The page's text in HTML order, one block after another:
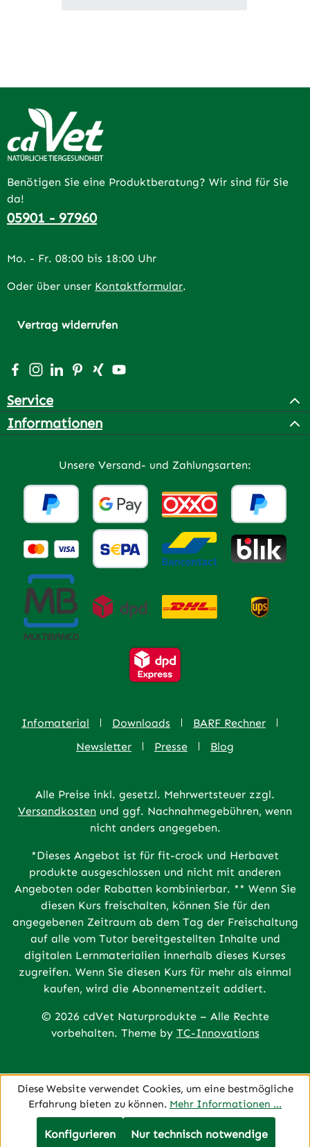
Benötigen Sie eine Produktberatung? Wir sind für Sie
da!
05901 - 97960
Mo. - Fr. 08:00 bis 18:00 Uhr
Oder über unser Kontaktformular.
Vertrag widerrufen
Besuche uns auf Facebook – öffnet in neuem Tab
Schau auf Instagram vorbei – öffnet in neuem Tab
Vernetze dich mit uns auf LinkedIn – öffnet in
Lass dich auf Pinterest inspirieren – öffnet
Vernetze dich mit uns auf Xing – öffnet
Sieh dir unsere Videos auf YouTube
Service
Informationen
Unsere Versand- und Zahlungsarten:
Infomaterial Downloads
BARF Rechner
Newsletter
Presse Blog
Alle Preise inkl. gesetzl. Mehrwertsteuer zzgl.
Versandkosten und ggf. Nachnahmegebühren, wenn
nicht anders angegeben.
*Dieses Angebot ist für fit-crock und Herbavet
produkte ausgeschlossen und nicht mit anderen
Angeboten oder Rabatten kombinierbar. ** Wenn Sie
diesen Kurs freischalten, können Sie für den
angegebenen Zeitraum ab dem Tag der Freischaltung
auf alle vom Tutor bereitgestellten Inhalte und
digitalen Lernmaterialien innerhalb dieses Kurses
zugreifen. Wenn Sie diesen Kurs für mehr als einmal
kaufen, wird die Abonnementzeit addiert.
© 2026 cdVet Naturprodukte – Alle Rechte
vorbehalten. Theme by TC-Innovations
Diese Website verwendet Cookies, um eine bestmögliche
Erfahrung bieten zu können. Mehr Informationen ...
Nur technisch notwendige
Konfigurieren